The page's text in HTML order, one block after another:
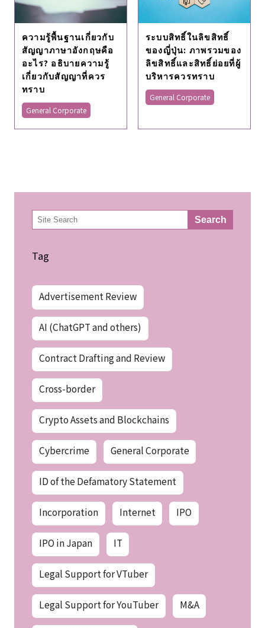
ความรู้พื้นฐานเกี่ยวกับ
สัญญาภาษาอังกฤษคือ
อะไร? อธิบายความรู้
เกี่ยวกับสัญญาที่ควร
ทราบ
General Corporate
ระบบสิทธิ์ในลิขสิทธิ์
ของญี่ปุ่น: ภาพรวมของ
ลิขสิทธิ์และสิทธิ์ย่อยที่ผู้
บริหารควรทราบ
General Corporate
検
索 Search
Tag
Advertisement Review
AI (ChatGPT and others)
Contract Drafting and Review
Cross-border
Crypto Assets and Blockchains
Cybercrime General Corporate
ID of the Defamatory Statement
Incorporation Internet IPO
IPO in Japan IT
Legal Support for VTuber
Legal Support for YouTuber M&A